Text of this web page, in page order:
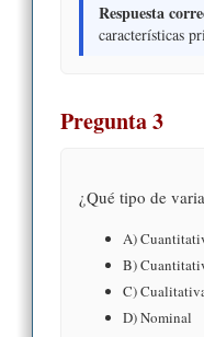
Respuesta
características
Pregunta 3
¿Qué tipo de
A)
B)
C)
D) Nominal